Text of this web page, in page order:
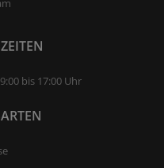
bis 17:00 Uhr